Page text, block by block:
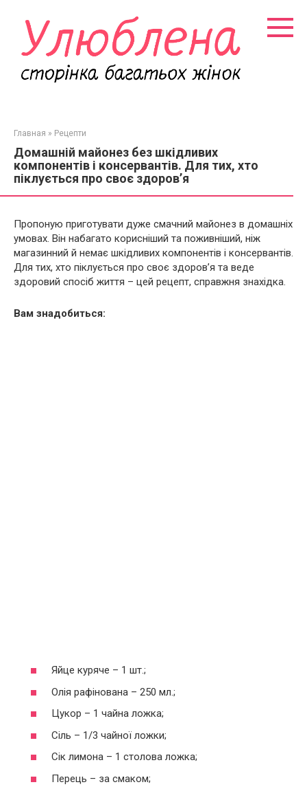
контенту
Главная » Рецепти
Домашній майонез без шкідливих
компонентів і консервантів. Для тих, хто
піклується про своє здоров’я
Пропоную приготувати дуже смачний майонез в домашніх
умовах. Він набагато корисніший та поживніший, ніж
магазинний й немає шкідливих компонентів і консервантів.
Для тих, хто піклується про своє здоров’я та веде
здоровий спосіб життя – цей рецепт, справжня знахідка.
Вам знадобиться:
Яйце куряче – 1 шт.;
Олія рафінована – 250 мл.;
Цукор – 1 чайна ложка;
Сіль – 1/3 чайної ложки;
Сік лимона – 1 столова ложка;
Перець – за смаком;